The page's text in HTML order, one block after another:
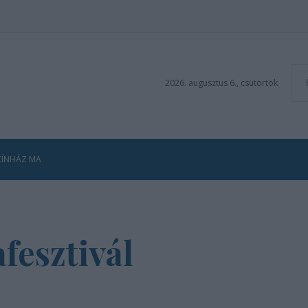
2026. augusztus 6., csütörtök
MA